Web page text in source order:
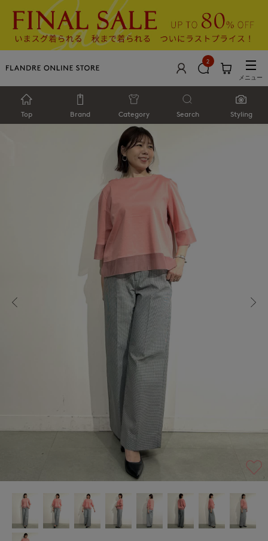
2
メニュー
Top Brand Category Search Styling